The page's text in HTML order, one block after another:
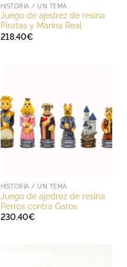
HISTORIA / UN TEMA
Juego de ajedrez de resina
Piratas y Marina Real
218.40€
HISTORIA / UN TEMA
Juego de ajedrez de resina
Perros contra Gatos
230.40€